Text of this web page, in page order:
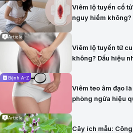
Viêm lộ tuyến cổ
nguy hiểm không?
Article
Viêm lộ tuyến tử
không? Dấu hiệu
Bệnh A-Z
Viêm teo âm đạo
phòng ngừa hiệu
Article
Cây ích mẫu: